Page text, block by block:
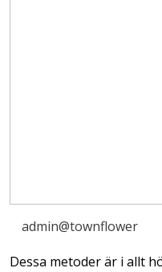
admin@townflower
Dessa metoder är i allt